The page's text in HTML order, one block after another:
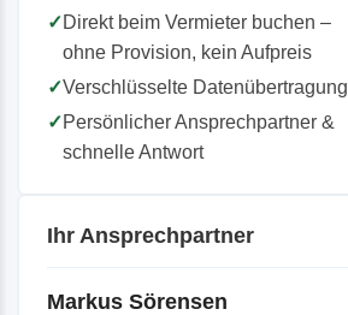
✓Direkt beim Vermieter buchen –
ohne Provision, kein Aufpreis
✓Verschlüsselte Datenübertragung
✓Persönlicher Ansprechpartner &
schnelle Antwort
Ihr Ansprechpartner
Markus Sörensen